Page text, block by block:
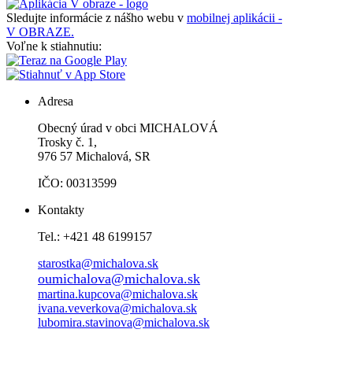
Sledujte informácie z nášho webu v mobilnej aplikácii -
V OBRAZE.
Voľne k stiahnutiu:
Adresa
Obecný úrad v obci MICHALOVÁ
Trosky č. 1,
976 57 Michalová, SR
IČO: 00313599
Kontakty
Tel.: +421 48 6199157
starostka@michalova.sk
oumichalova@michalova.sk
martina.kupcova@michalova.sk
ivana.veverkova@michalova.sk
lubomira.stavinova@michalova.sk